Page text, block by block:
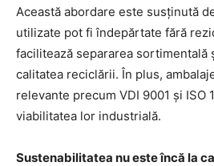
Această abordare este susținută
utilizate pot fi îndepărtate fără
facilitează separarea sortimentală
calitatea reciclării. În plus,
relevante precum VDI 9001 și ISO
viabilitatea lor industrială.
Sustenabilitatea nu este încă la